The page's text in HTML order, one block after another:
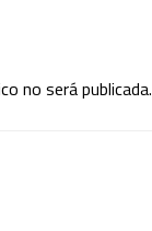
no será publicada.